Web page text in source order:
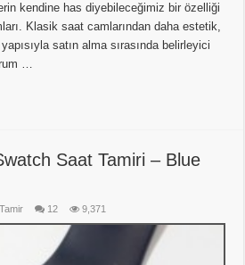
kendine has diyebileceğimiz bir özelliği
Klasik saat camlarından daha estetik,
satın alma sırasında belirleyici
…
Saat Tamiri – Blue
Tamir 12 9,371